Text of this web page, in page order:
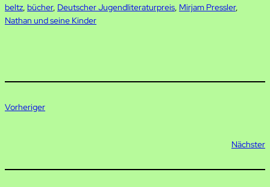
beltz, bücher, Deutscher Jugendliteraturpreis, Mirjam Pressler
Nathan und seine Kinder
Vorheriger
Nächster